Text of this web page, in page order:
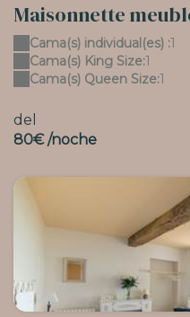
Maisonnette
del
80€ /noche
Cama(s) individual(es) :1
Cama(s) King Size:1
Cama(s) Queen Size:1